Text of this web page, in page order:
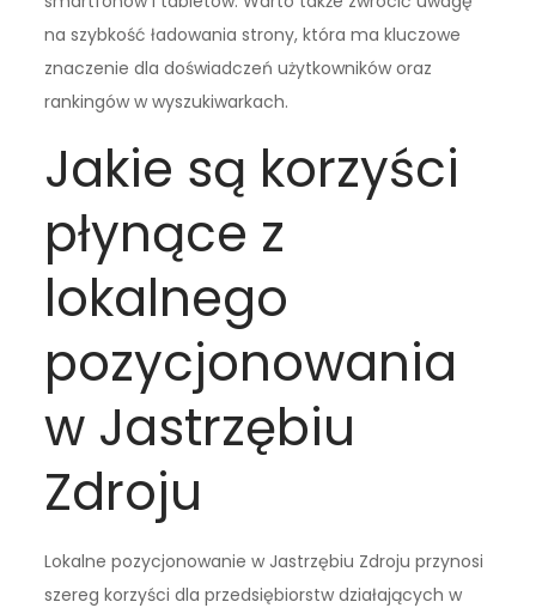
na szybkość ładowania strony, która ma kluczowe
znaczenie dla doświadczeń użytkowników oraz
rankingów w wyszukiwarkach.
Jakie są korzyści
płynące z
lokalnego
pozycjonowania
w Jastrzębiu
Zdroju
Lokalne pozycjonowanie w Jastrzębiu Zdroju przynosi
szereg korzyści dla przedsiębiorstw działających w